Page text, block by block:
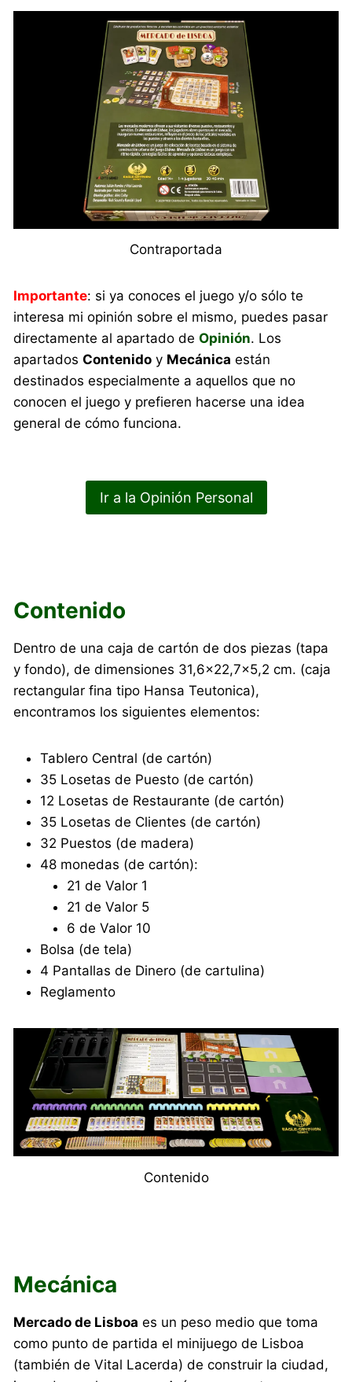
Contraportada
Importante: si ya conoces el juego y/o sólo te
interesa mi opinión sobre el mismo, puedes pasar
directamente al apartado deOpinión. Los
apartadosContenido y Mecánica están
destinados especialmente a aquellos que no
conocen el juego y prefieren hacerse una idea
general de cómo funciona.
Ir a la Opinión Personal
Contenido
Dentro de una caja de cartón de dos piezas (tapa
y fondo), de dimensiones 31,6×22,7×5,2 cm. (caja
rectangular fina tipo Hansa Teutonica),
encontramos los siguientes elementos:
Tablero Central (de cartón)
35 Losetas de Puesto (de cartón)
12 Losetas de Restaurante (de cartón)
35 Losetas de Clientes (de cartón)
32 Puestos (de madera)
48 monedas (de cartón):
21 de Valor 1
21 de Valor 5
6 de Valor 10
Bolsa (de tela)
4 Pantallas de Dinero (de cartulina)
Reglamento
Contenido
Mecánica
Mercado de Lisboa es un peso medio que toma
como punto de partida el minijuego de Lisboa
(también de Vital Lacerda) de construir la ciudad,